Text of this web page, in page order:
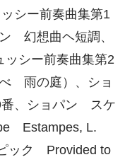
シー前奏曲集第1
幻想曲ヘ短調、
ッシー前奏曲集第2
雨の庭）、ショ
、ショパン スケ
Estampes, L.
ック Provided to